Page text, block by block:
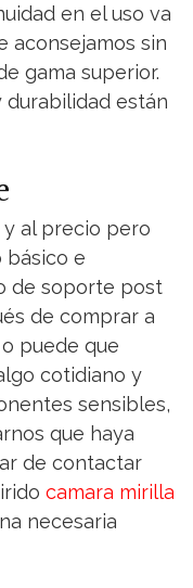
en el uso va
aconsejamos sin
gama superior.
durabilidad están
al precio pero
básico e
de soporte post
de comprar a
puede que
cotidiano y
sensibles,
que haya
de contactar
camara mirilla
necesaria